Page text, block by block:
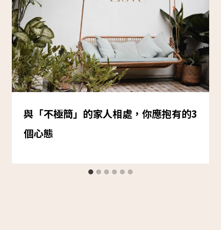
與「不極簡」的家人相處，你應抱有的3
個心態